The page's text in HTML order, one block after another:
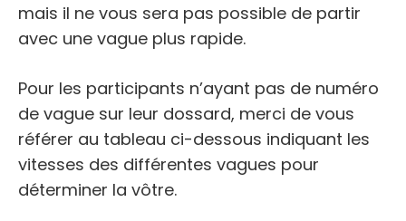
mais il ne vous sera pas possible de partir
avec une vague plus rapide.
Pour les participants n’ayant pas de numéro
de vague sur leur dossard, merci de vous
référer au tableau ci-dessous indiquant les
vitesses des différentes vagues pour
déterminer la vôtre.